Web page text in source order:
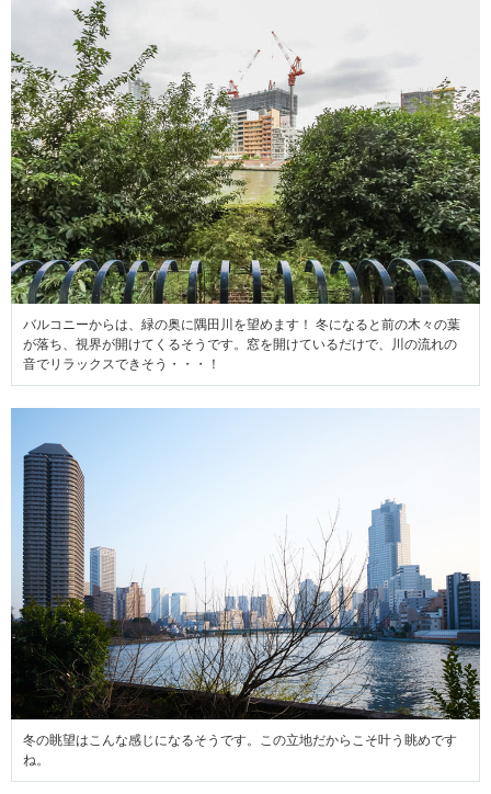
バルコニーからは、緑の奥に隅田川を望めます！ 冬になると前の木々の葉
が落ち、視界が開けてくるそうです。窓を開けているだけで、川の流れの
音でリラックスできそう・・・！
冬の眺望はこんな感じになるそうです。この立地だからこそ叶う眺めです
ね。